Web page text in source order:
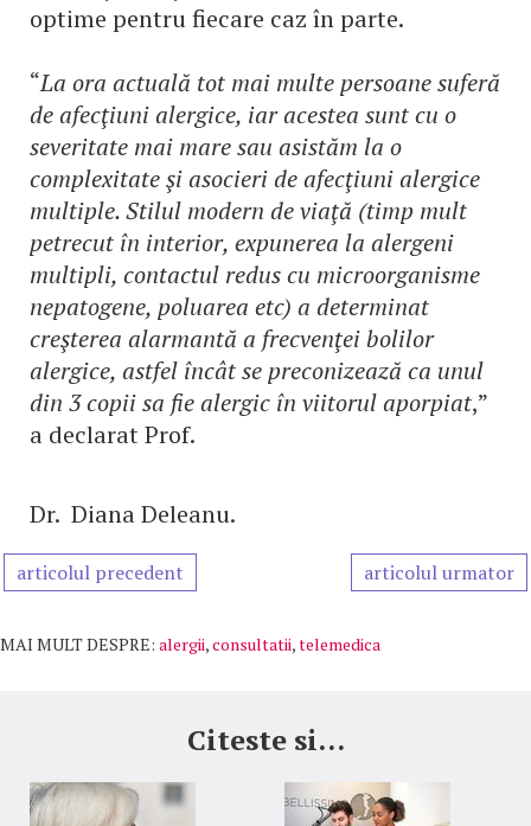
optime pentru fiecare caz în parte.
“La ora actuală tot mai multe persoane suferă
de afecţiuni alergice, iar acestea sunt cu o
severitate mai mare sau asistăm la o
complexitate şi asocieri de afecţiuni alergice
multiple. Stilul modern de viaţă (timp mult
petrecut în interior, expunerea la alergeni
multipli, contactul redus cu microorganisme
nepatogene, poluarea etc) a determinat
creşterea alarmantă a frecvenţei bolilor
alergice, astfel încât se preconizează ca unul
din 3 copii sa fie alergic în viitorul aporpiat,”
a declarat Prof.
Dr. Diana Deleanu.
articolul precedent articolul urmator
MAI MULT DESPRE: alergii,consultatii,telemedica
Citeste si...